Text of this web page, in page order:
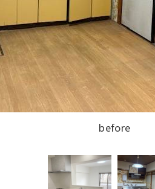
after